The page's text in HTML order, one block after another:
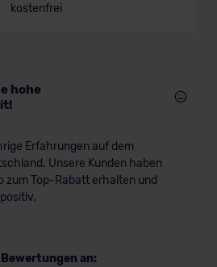
kostenfrei
hohe
Erfahrungen auf dem
Unsere Kunden haben
zum Top-Rabatt erhalten und
an: